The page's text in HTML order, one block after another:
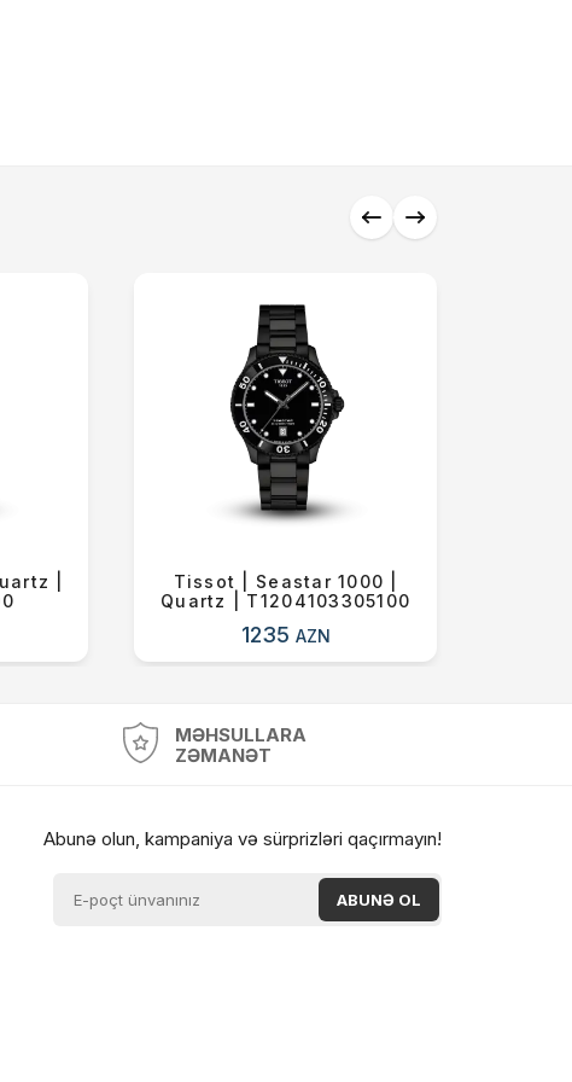
|
Tissot | Seastar 1000 |
Quartz | T1204103305100
1235 AZN
MƏHSULLARA
ZƏMANƏT
Abunə olun, kampaniya və sürprizləri qaçırmayın!